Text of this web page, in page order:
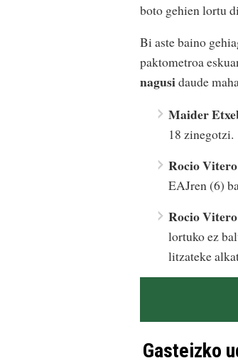
boto gehien lortu
Bi aste baino
paktometroa
nagusidaude
Maider
18 zinegotzi.
Rocio
EAJren (6)
Rocio
lortuko ez
litzateke